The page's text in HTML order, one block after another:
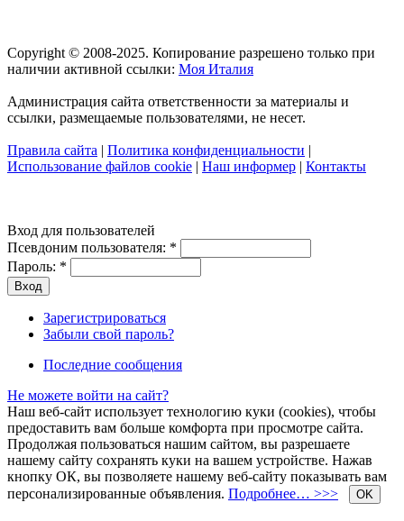
Copyright © 2008-2025. Копирование разрешено только при
наличии активной ссылки: Моя Италия
Администрация сайта ответственности за материалы и
ссылки, размещаемые пользователями, не несет.
Правила сайта | Политика конфиденциальности |
Использование файлов cookie | Наш информер | Контакты
Вход для пользователей
Псевдоним пользователя: *
Пароль: *
Зарегистрироваться
Забыли свой пароль?
Последние сообщения
Не можете войти на сайт?
Наш веб-сайт использует технологию куки (cookies), чтобы
предоставить вам больше комфорта при просмотре сайта.
Продолжая пользоваться нашим сайтом, вы разрешаете
нашему сайту сохранять куки на вашем устройстве. Нажав
кнопку ОК, вы позволяете нашему веб-сайту показывать вам
персонализированные объявления. Подробнее… >>> OK